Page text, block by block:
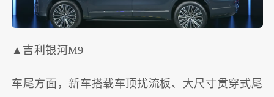
▲吉利银河M9
车尾方面，新车搭载车顶扰流板、大尺寸贯穿式尾